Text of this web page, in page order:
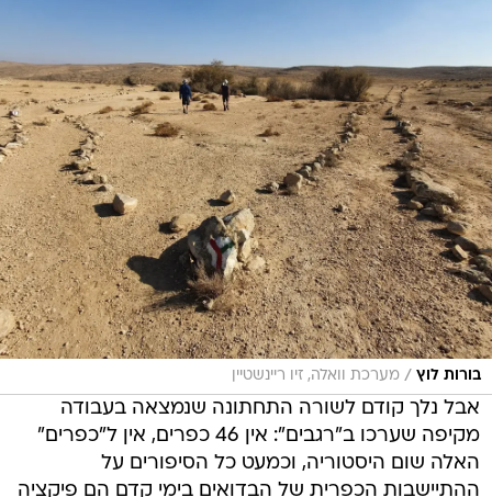
בורות לוץ / מערכת וואלה, זיו ריינשטיין
אבל נלך קודם לשורה התחתונה שנמצאה בעבודה
מקיפה שערכו ב"רגבים": אין 46 כפרים, אין ל"כפרים"
האלה שום היסטוריה, וכמעט כל הסיפורים על
ההתיישבות הכפרית של הבדואים בימי קדם הם פיקציה